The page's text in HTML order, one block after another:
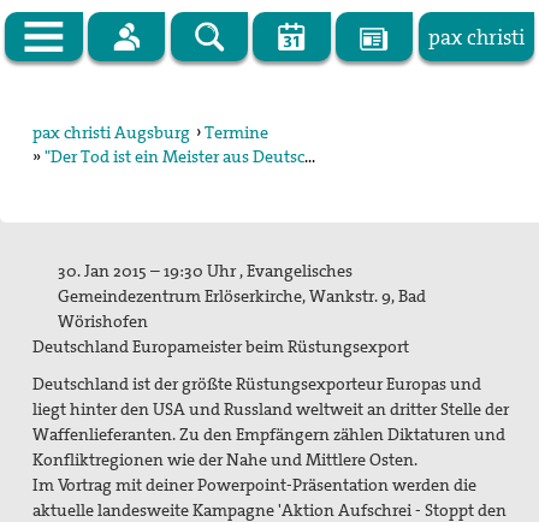
pax christi
Meldungen
Über uns
Präambel
Kurzvorstellung
Vorstand
Geschäftsstelle
Kontakt
pax christi Augsburg ›Termine
»"Der Tod ist ein Meister aus Deutschland" (Paul Celan)
machen frieden - mach mit.
ist eine ökumenische Friedensbewegung in der
Pax Christi International.
ist die pax christi-Bewegung am Ende des II. Weltkrieges,
Christinnen und Christen ihren
SchwesternundBrüdernzur Versöhnung die Hand
30. Jan 2015 – 19:30 Uhr , Evangelisches
Gemeindezentrum Erlöserkirche, Wankstr. 9, Bad
Wörishofen
Deutschland Europameister beim Rüstungsexport
Deutschland ist der größte Rüstungsexporteur Europas und
liegt hinter den USA und Russland weltweit an dritter Stelle der
Waffenlieferanten. Zu den Empfängern zählen Diktaturen und
Konfliktregionen wie der Nahe und Mittlere Osten.
Im Vortrag mit deiner Powerpoint-Präsentation werden die
aktuelle landesweite Kampagne 'Aktion Aufschrei - Stoppt den